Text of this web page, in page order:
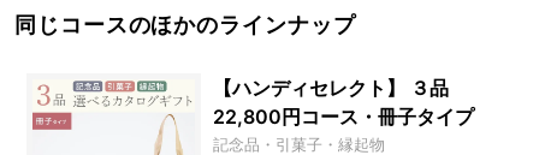
同じコースのほかのラインナップ
【ハンディセレクト】 ３品
22,800円コース・冊子タイプ
記念品・引菓子・縁起物